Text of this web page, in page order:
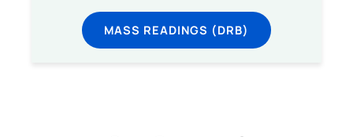
MASS READINGS (DRB)